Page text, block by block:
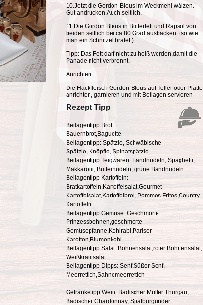
10.Jetzt die Gordon-Bleus im Weckmehl wälzen.
Gut andrücken.Auch seitlich.
11.Die Gordon Bleus in Butterfett und Rapsöl von
beiden seitlich bei ca 80 Grad ausbacken. (so wie
man ein Schnitzel bratet.)
Tipp: Das Fett darf nicht zu heiß werden,damit die
Panade nicht verbrennt.
Anrichten:
Die Hackfleisch Gordon-Bleus auf Teller oder Platte
anrichten, garnieren und mit Beilagen servieren
Rezept Tipp
Beilagentipp Brot:
Bauernbrot,Baguette
Beilagentipp: Spätzle, Schwäbische
Spätzle, Knöpfle, Spinatspätzle
Beilagentipp Teigwaren: Bandnudeln, Spaghetti,
Makkaroni, Butternudeln, grüne Bandnudeln
Beilagentipp Kartoffeln:
Bratkartoffeln,Kartoffelsalat,Gourmet-
Kartoffelsalat,Kartoffelbrei, Pommes Frites,Country-
Kartoffeln
Beilagentipp Gemüse: Geschmorte
Prinzessbohnen,geschmorte
Gemüsepfanne,Kohlrabi,Pariser
Karotten,Blumenkohl
Beilagentipp Salat: Bohnensalat,roter Bohnensalat,
Weißkrautsalat
Beilagentipp Dipps: Senf,Süßer Senf,
Meerrettich,Sahnemeerrettich
Getränketipp Wein: Badischer Müller Thurgau,
Badischer Chardonnay, Spätburgunder